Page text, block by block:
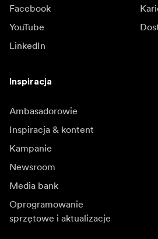
Facebook
YouTube
LinkedIn
Inspiracja
Ambasadorowie
Inspiracja & kontent
Kampanie
Newsroom
Media bank
Oprogramowanie
sprzętowe i aktualizacje